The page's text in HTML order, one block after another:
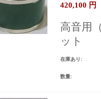
420,100 円
高音用
ット
在庫あり:
数量: